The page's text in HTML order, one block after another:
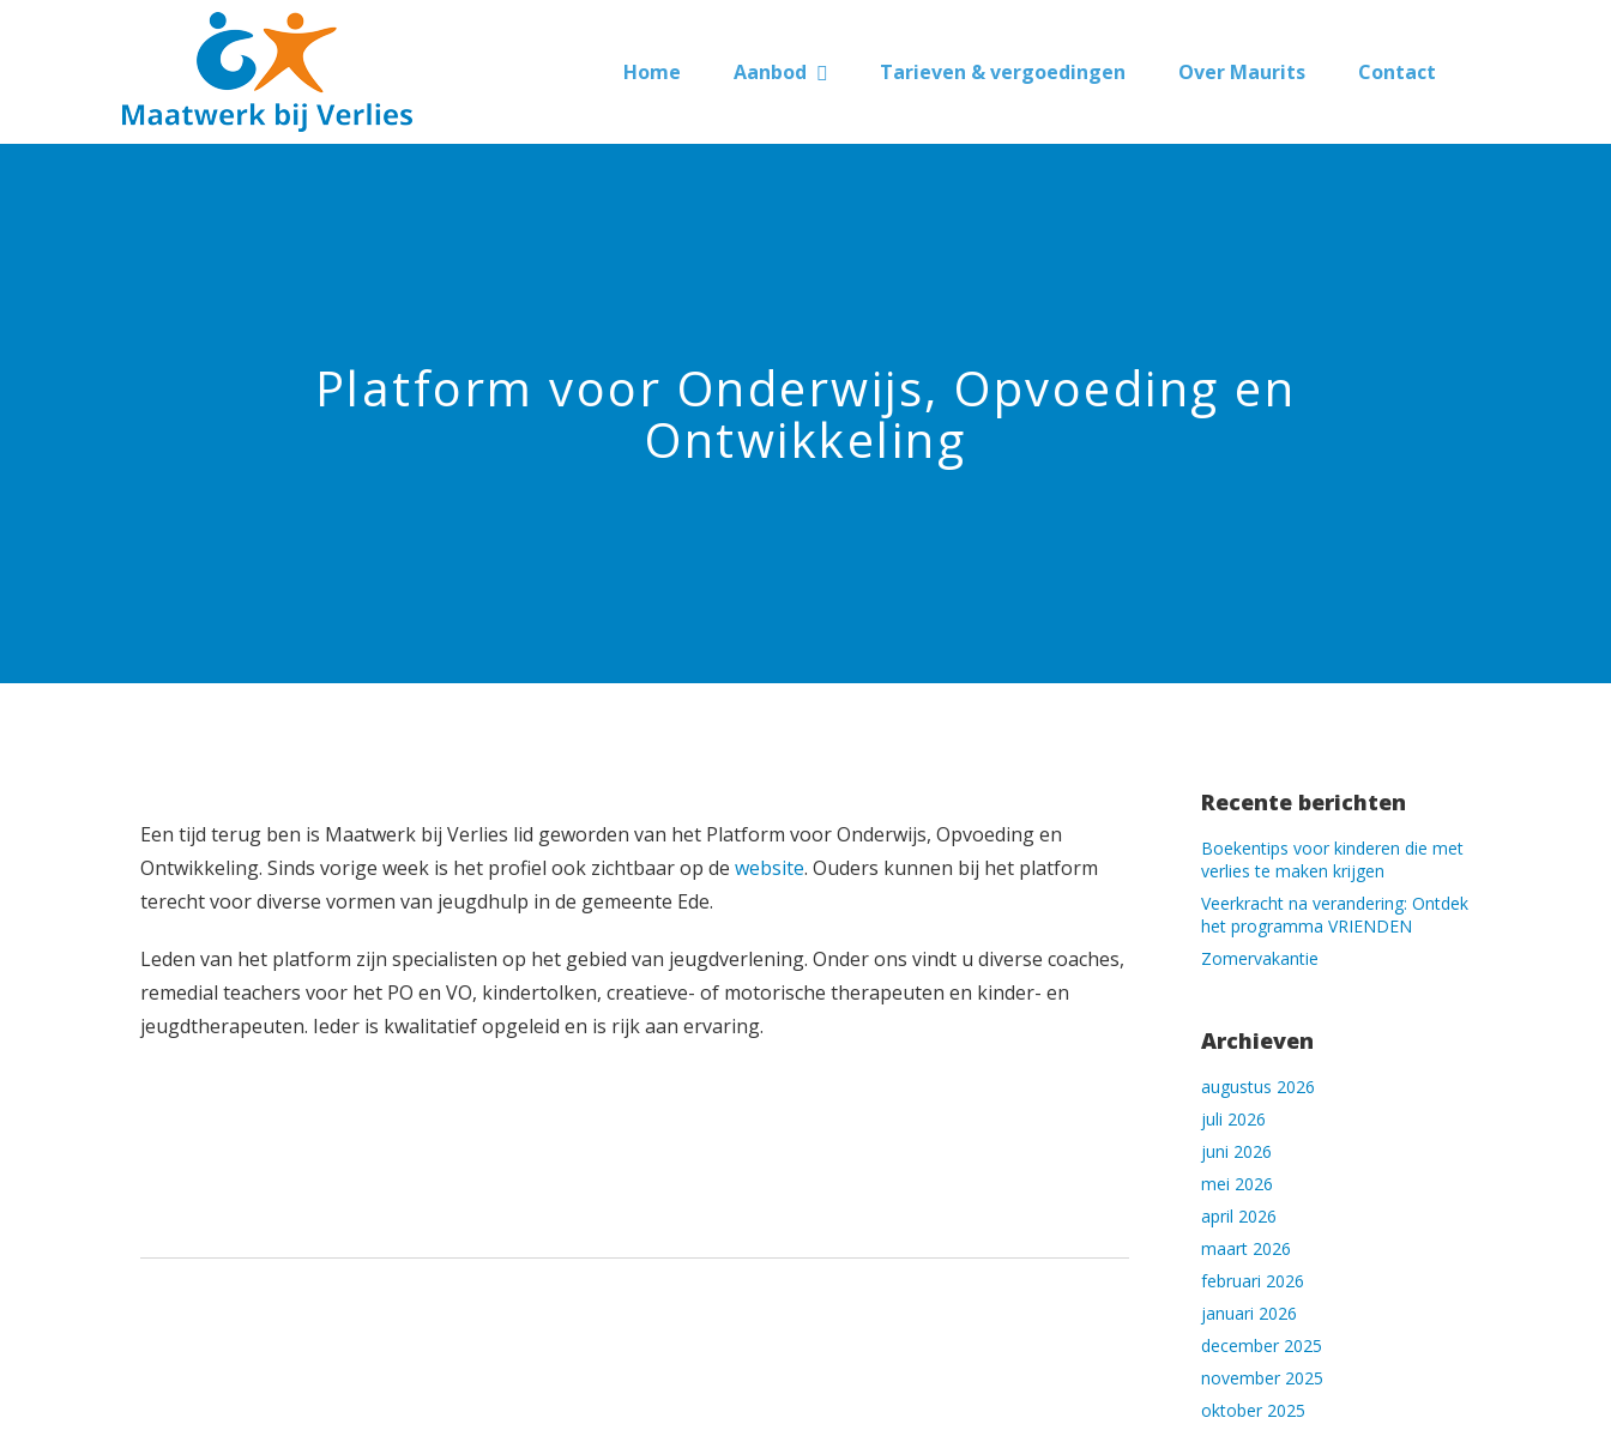
Home Aanbod Tarieven & vergoedingen Over Maurits Contact
Platform voor Onderwijs, Opvoeding en
Ontwikkeling
Een tijd terug ben is Maatwerk bij Verlies lid geworden van het Platform voor Onderwijs, Opvoeding en
Ontwikkeling. Sinds vorige week is het profiel ook zichtbaar op de website. Ouders kunnen bij het platform
terecht voor diverse vormen van jeugdhulp in de gemeente Ede.
Leden van het platform zijn specialisten op het gebied van jeugdverlening. Onder ons vindt u diverse coaches,
remedial teachers voor het PO en VO, kindertolken, creatieve- of motorische therapeuten en kinder- en
jeugdtherapeuten. Ieder is kwalitatief opgeleid en is rijk aan ervaring.
Recente berichten
Boekentips voor kinderen die met
verlies te maken krijgen
Veerkracht na verandering: Ontdek
het programma VRIENDEN
Zomervakantie
Archieven
augustus 2026
juli 2026
juni 2026
mei 2026
april 2026
maart 2026
februari 2026
januari 2026
december 2025
november 2025
oktober 2025